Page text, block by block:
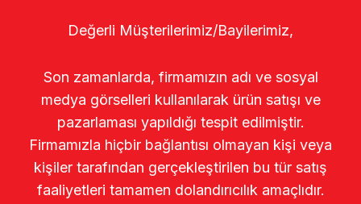
Değerli Müşterilerimiz/Bayilerimiz,
Son zamanlarda, firmamızın adı ve sosyal
medya görselleri kullanılarak ürün satışı ve
pazarlaması yapıldığı tespit edilmiştir.
Firmamızla hiçbir bağlantısı olmayan kişi veya
kişiler tarafından gerçekleştirilen bu tür satış
faaliyetleri tamamen dolandırıcılık amaçlıdır.